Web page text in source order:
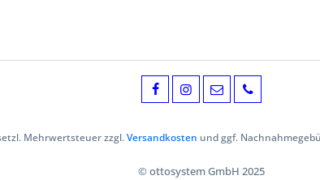
Mehrwertsteuer zzgl.Versandkosten und ggf.
© ottosystem GmbH 2025